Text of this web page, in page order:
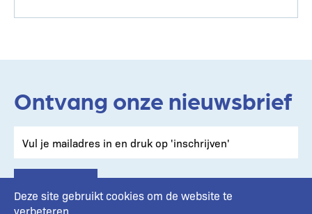
Ontvang onze nieuwsbrief
Deze site gebruikt cookies om de website te
verbeteren.